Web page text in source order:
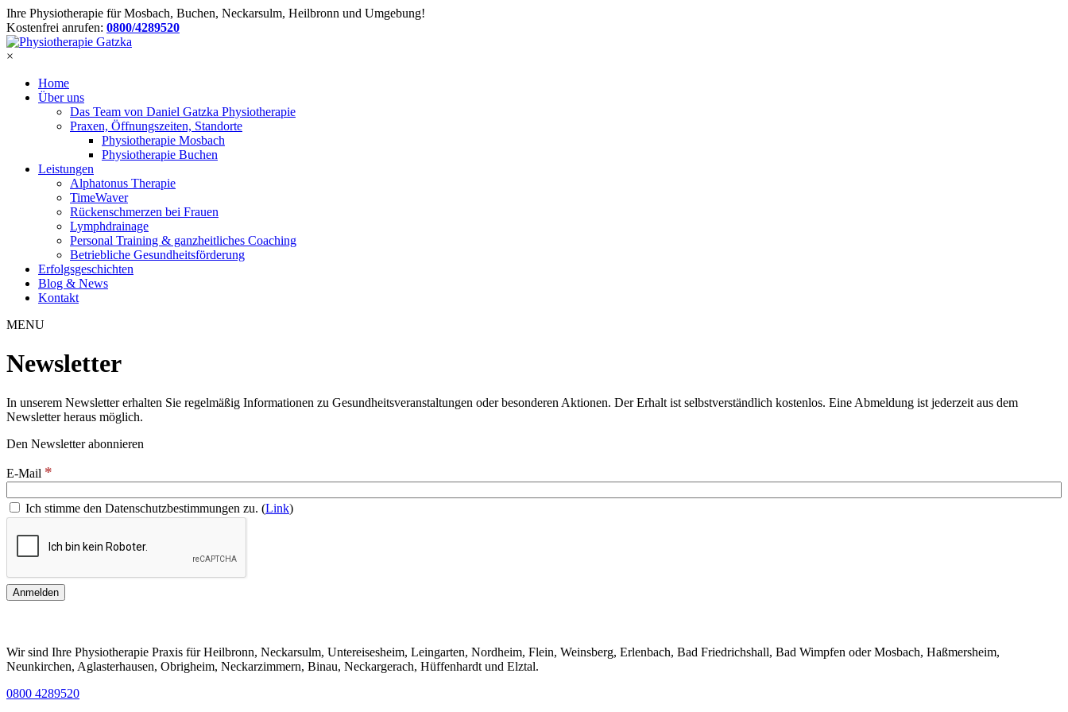
Ihre Physiotherapie für Mosbach, Buchen, Neckarsulm, Heilbronn und Umgebung!
Kostenfrei anrufen: 0800/4289520
×
Home
Über uns
Das Team von Daniel Gatzka Physiotherapie
Praxen, Öffnungszeiten, Standorte
Physiotherapie Mosbach
Physiotherapie Buchen
Leistungen
Alphatonus Therapie
TimeWaver
Rückenschmerzen bei Frauen
Lymphdrainage
Personal Training & ganzheitliches Coaching
Betriebliche Gesundheitsförderung
Erfolgsgeschichten
Blog & News
Kontakt
MENU
Newsletter
In unserem Newsletter erhalten Sie regelmäßig Informationen zu Gesundheitsveranstaltungen oder besonderen Aktionen. Der Erhalt ist selbstverständlich kostenlos. Eine Abmeldung ist jederzeit aus dem
Newsletter heraus möglich.
Den Newsletter abonnieren
E-Mail *
Ich stimme den Datenschutzbestimmungen zu. (Link)
Wir sind Ihre Physiotherapie Praxis für Heilbronn, Neckarsulm, Untereisesheim, Leingarten, Nordheim, Flein, Weinsberg, Erlenbach, Bad Friedrichshall, Bad Wimpfen oder Mosbach, Haßmersheim,
Neunkirchen, Aglasterhausen, Obrigheim, Neckarzimmern, Binau, Neckargerach, Hüffenhardt und Elztal.
0800 4289520